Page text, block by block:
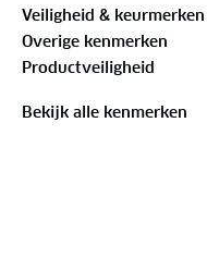
Dankzij de lage voet
gestroomlijnd, terwijl
zorgt dat jouw lading
Deze dakdrager is
Veiligheid & keurmerken
Overige kenmerken
Productveiligheid
Bekijk alle kenmerken